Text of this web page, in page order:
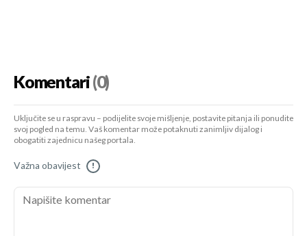
Komentari(0)
Uključite se u raspravu – podijelite svoje mišljenje, postavite pitanja ili ponudite
svoj pogled na temu. Vaš komentar može potaknuti zanimljiv dijalog i
obogatiti zajednicu našeg portala.
Važna obavijest !